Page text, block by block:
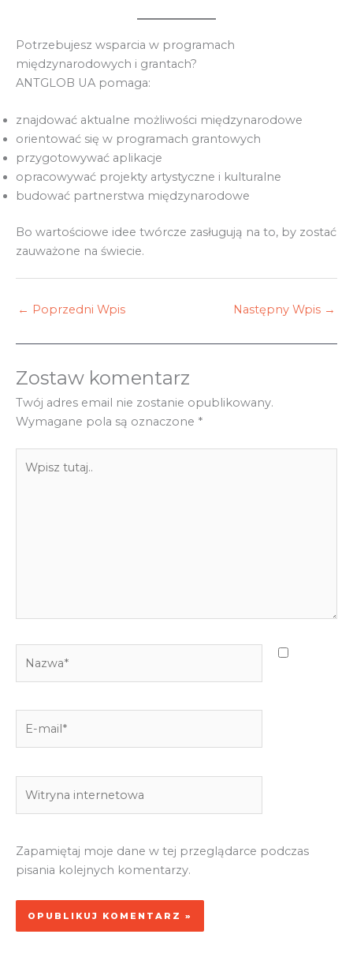
Potrzebujesz wsparcia w programach
międzynarodowych i grantach?
ANTGLOB UA pomaga:
znajdować aktualne możliwości międzynarodowe
orientować się w programach grantowych
przygotowywać aplikacje
opracowywać projekty artystyczne i kulturalne
budować partnerstwa międzynarodowe
Bo wartościowe idee twórcze zasługują na to, by zostać
zauważone na świecie.
← Poprzedni Wpis Następny Wpis →
Zostaw komentarz
Twój adres email nie zostanie opublikowany.
Wymagane pola są oznaczone *
tutaj..
internetowa
Zapamiętaj moje dane w tej przeglądarce podczas
pisania kolejnych komentarzy.